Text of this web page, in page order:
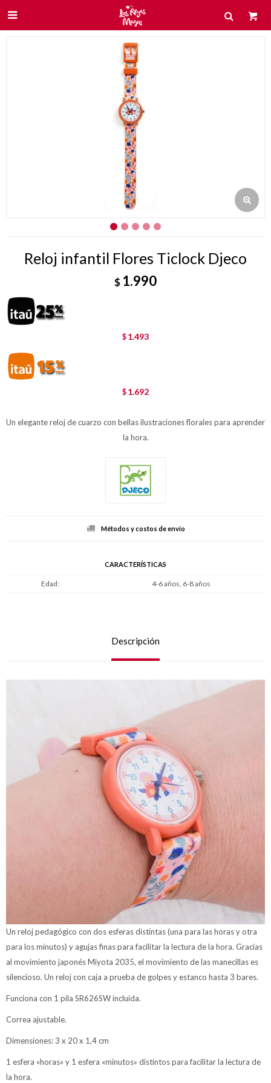

Reloj infantil Flores Ticlock Djeco
$ 1.990
$ 1.493
$ 1.692
Un elegante reloj de cuarzo con bellas ilustraciones florales para aprender
la hora.
Métodos y costos de envío
CARACTERÍSTICAS
Edad 4-6 años, 6-8 años
Descripción
Un reloj pedagógico con dos esferas distintas (una para las horas y otra
para los minutos) y agujas finas para facilitar la lectura de la hora. Gracias
al movimiento japonés Miyota 2035, el movimiento de las manecillas es
silencioso. Un reloj con caja a prueba de golpes y estanco hasta 3 bares.
Funciona con 1 pila SR626SW incluida.
Correa ajustable.
Dimensiones: 3 x 20 x 1,4 cm
1 esfera «horas» y 1 esfera «minutos» distintos para facilitar la lectura de
la hora.